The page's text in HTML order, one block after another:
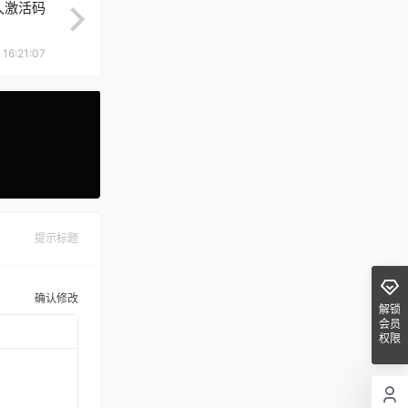
活码
提示标题
确认修改
解锁
会员
权限